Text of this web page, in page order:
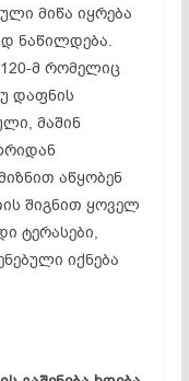
მიწა იყრება
ნაწილდება.
მ რომელიც
დაფნის
მაშინ
აწყობენ
შიგნით ყოველ
ტერასები,
იქნება